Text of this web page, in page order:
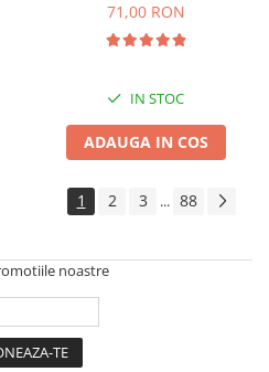
71,00 RON
IN STOC
ADAUGA IN COS
1 2 3 ... 88
noastre